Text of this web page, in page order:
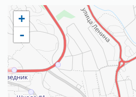
+
-